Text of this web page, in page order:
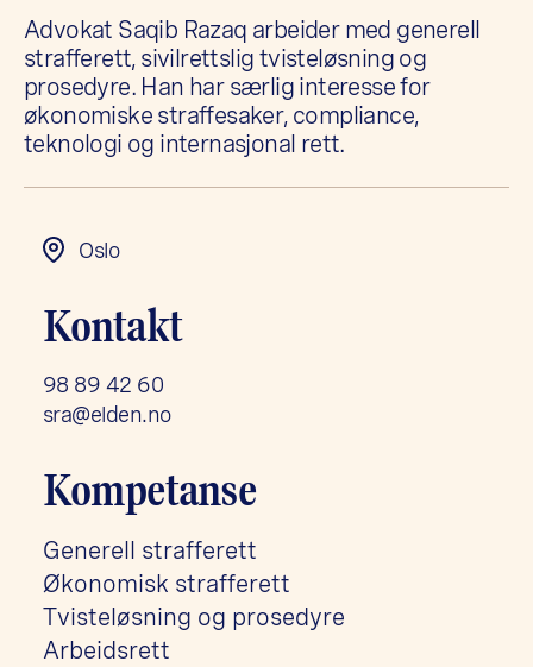
Advokat Saqib Razaq arbeider med generell
strafferett, sivilrettslig tvisteløsning og
prosedyre. Han har særlig interesse for
økonomiske straffesaker, compliance,
teknologi og internasjonal rett.
Oslo
Kontakt
98 89 42 60
sra@elden.no
Kompetanse
Generell strafferett
Økonomisk strafferett
Tvisteløsning og prosedyre
Arbeidsrett